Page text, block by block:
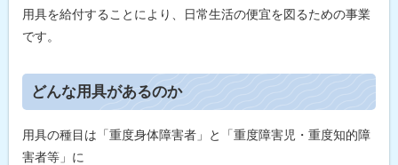
用具を給付することにより、日常生活の便宜を図るための事業
です。
ッ
プ
に
どんな用具があるのか
用具の種目は「重度身体障害者」と「重度障害児・重度知的障
害者等」に